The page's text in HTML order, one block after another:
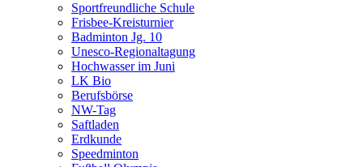
Sportfreundliche Schule
Frisbee-Kreisturnier
Badminton Jg. 10
Unesco-Regionaltagung
Hochwasser im Juni
LK Bio
Berufsbörse
NW-Tag
Saftladen
Erdkunde
Speedminton